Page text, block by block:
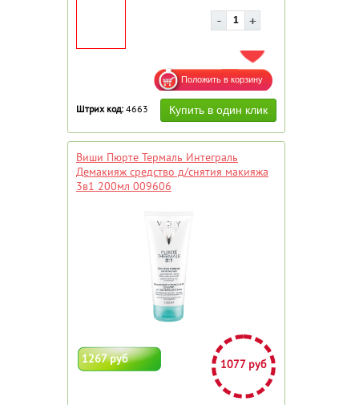
ДОБАВИТЬ В ИЗБРАННОЕ
Штрих код: 4663
Виши Пюрте Термаль Интеграль
Демакияж средство д/снятия макияжа
3в1 200мл 009606
1267 руб 1077 руб